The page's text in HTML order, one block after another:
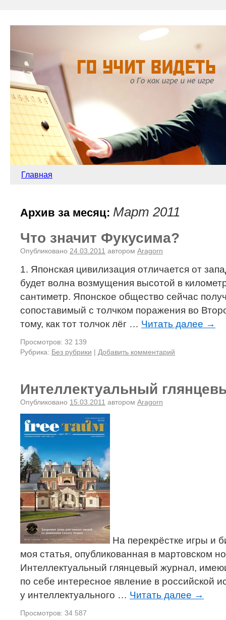
Главная
Архив за месяц: Март 2011
Что значит Фукусима?
Опубликовано 24.03.2011 автором Aragorn
1. Японская цивилизация отличается от
будет волна возмущения высотой в
сантиметр. Японское общество сейчас
сопоставимый с толчком поражения во
тому, как тот толчок лёг … Читать далее →
Просмотров: 32 139
Рубрика: Без рубрики | Добавить комментарий
Интеллектуальный
Опубликовано 15.03.2011 автором Aragorn
На перекрёстке игры и
моя статья, опубликованная в мартовском
Интеллектуальный глянцевый журнал,
по себе интересное явление в российской
у интеллектуального … Читать далее →
Просмотров: 34 587